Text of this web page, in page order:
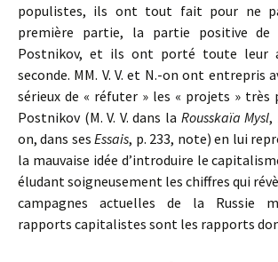
populistes, ils ont tout fait pour ne
première partie, la partie positive de
Postnikov, et ils ont porté toute leur
seconde. MM. V. V. et N.-on ont entrepris
sérieux de « réfuter » les « projets » très
Postnikov (M. V. V. dans la Rousskaïa Mysl,
on, dans sesEssais, p. 233, note) en lui
la mauvaise idée d’introduire le
éludant soigneusement les chiffres qui
campagnes actuelles de la Russie
rapports capitalistes sont les rapports